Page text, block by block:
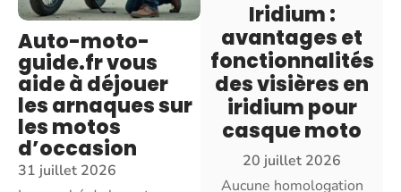
Auto-moto-
guide.fr vous
aide à déjouer
les arnaques sur
les motos
d’occasion
31 juillet 2026
Iridium :
avantages et
fonctionnalités
des visières en
iridium pour
casque moto
20 juillet 2026
Aucune homologation